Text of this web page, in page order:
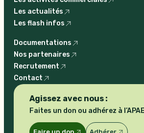
Les actualités
Les flash infos
Documentations
Nos partenaires
Recrutement
Contact
Agissez avec nous :
Faites un don ou adhérez à